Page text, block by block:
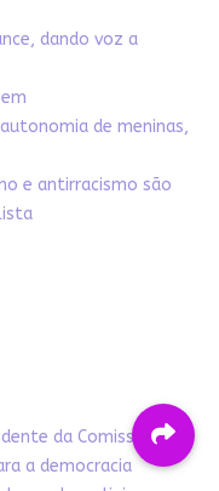
dando voz a
de meninas,
e antirracismo são
da Comissão da
a democracia